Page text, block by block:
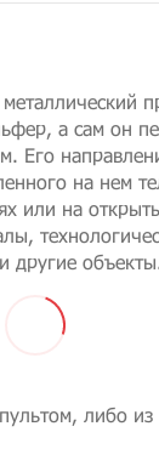
а сам он
Его
на нем
или на
другие
либо